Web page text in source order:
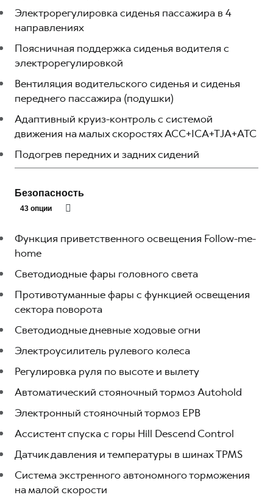
Электрорегулировка сиденья пассажира в 4
направлениях
Поясничная поддержка сиденья водителя с
электрорегулировкой
Вентиляция водительского сиденья и сиденья
переднего пассажира (подушки)
Адаптивный круиз-контроль с системой
движения на малых скоростях ACC+ICA+TJA+ATC
Подогрев передних и задних сидений
Безопасность
43 опции
Функция приветственного освещения Follow-me-
home
Светодиодные фары головного света
Противотуманные фары с функцией освещения
сектора поворота
Светодиодные дневные ходовые огни
Электроусилитель рулевого колеса
Регулировка руля по высоте и вылету
Автоматический стояночный тормоз Аutohold
Электронный стояночный тормоз EPB
Ассистент спуска с горы Hill Descend Control
Датчик давления и температуры в шинах TPMS
Система экстренного автономного торможения
на малой скорости